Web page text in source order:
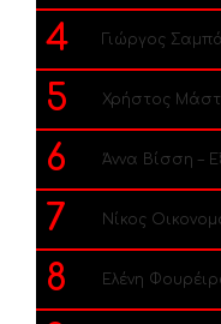
4 Γιώργος
5 Χρήστος
6 Άννα Βίσση –
7 Νίκος
8 Ελένη